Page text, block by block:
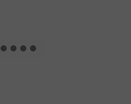
und
Erfolg.